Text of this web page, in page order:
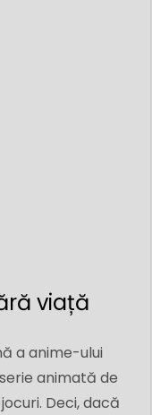
viață
a anime-ului
serie animată de
Deci, dacă